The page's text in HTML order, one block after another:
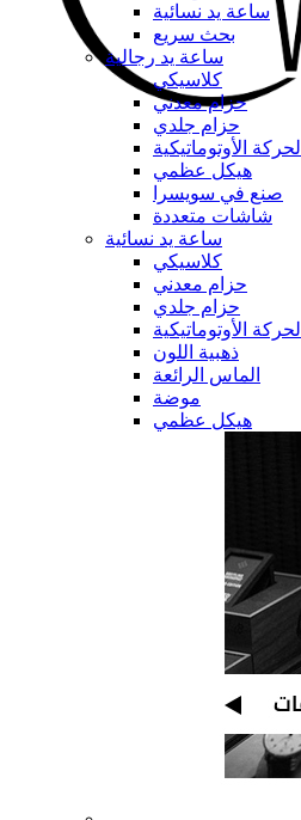
ساعة يد نسائية
بحث سريع
ساعة يد رجالية
كلاسيكي
حزام معدني
حزام جلدي
الحركة الأوتوماتيكية
هيكل عظمي
صنع في سويسرا
شاشات متعددة
ساعة يد نسائية
كلاسيكي
حزام معدني
حزام جلدي
الحركة الأوتوماتيكية
ذهبية اللون
الماس الرائعة
موضة
هيكل عظمي